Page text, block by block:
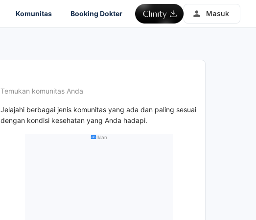
Komunitas Booking Dokter Masuk
Temukan komunitas Anda
Jelajahi berbagai jenis komunitas yang ada dan paling sesuai
dengan kondisi kesehatan yang Anda hadapi.
Iklan